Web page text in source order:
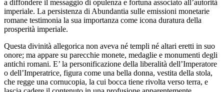
a diffondere il messaggio di opulenza e fortuna associato all’autorità
imperiale. La persistenza di Abundantia sulle emissioni monetarie
romane testimonia la sua importanza come icona duratura della
prosperità imperiale.
Questa divinità allegorica non aveva né templi né altari eretti in suo
onore; ma appare su parecchie monete, medaglie e monumenti degli
antichi romani. E’ la personificazione della liberalità dell’Imperatore
o dell’Imperatrice, figura come una bella donna, vestita della stola,
che regge una cornucopia, la cui bocca tiene rivolta verso terra, e